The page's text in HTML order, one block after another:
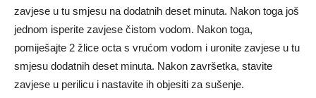
zavjese u tu smjesu na dodatnih deset minuta. Nakon toga još
jednom isperite zavjese čistom vodom. Nakon toga,
pomiješajte 2 žlice octa s vrućom vodom i uronite zavjese u tu
smjesu dodatnih deset minuta. Nakon završetka, stavite
zavjese u perilicu i nastavite ih objesiti za sušenje.